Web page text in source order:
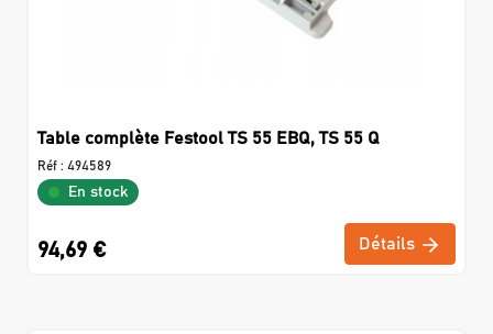
Table complète Festool TS 55 EBQ, TS 55 Q
Réf : 494589
En stock
94,69 € Détails